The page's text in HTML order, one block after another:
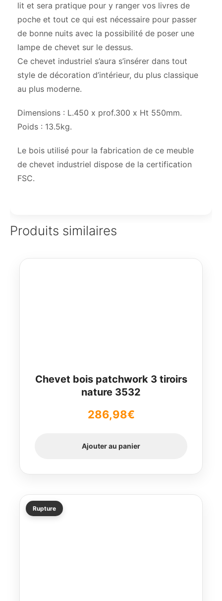
lit et sera pratique pour y ranger vos livres de
poche et tout ce qui est nécessaire pour passer
de bonne nuits avec la possibilité de poser une
lampe de chevet sur le dessus.
Ce chevet industriel s’aura s’insérer dans tout
style de décoration d’intérieur, du plus classique
au plus moderne.
Dimensions : L.450 x prof.300 x Ht 550mm.
Poids : 13.5kg.
Le bois utilisé pour la fabrication de ce meuble
de chevet industriel dispose de la certification
FSC.
Produits similaires
Chevet bois patchwork 3 tiroirs
nature 3532
286,98€
Ajouter au panier
Rupture